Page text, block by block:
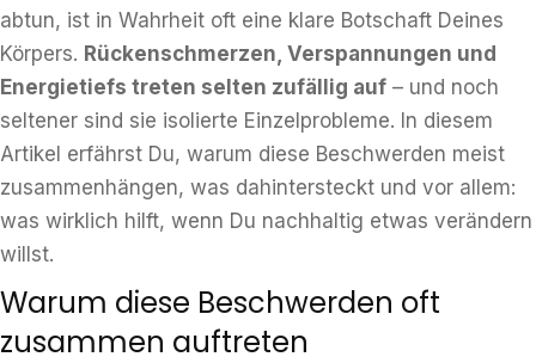
abtun, ist in Wahrheit oft eine klare Botschaft Deines
Körpers. Rückenschmerzen, Verspannungen und
Energietiefs treten selten zufällig auf – und noch
seltener sind sie isolierte Einzelprobleme. In diesem
Artikel erfährst Du, warum diese Beschwerden meist
zusammenhängen, was dahintersteckt und vor allem:
was wirklich hilft, wenn Du nachhaltig etwas verändern
willst.
Warum diese Beschwerden oft
zusammen auftreten